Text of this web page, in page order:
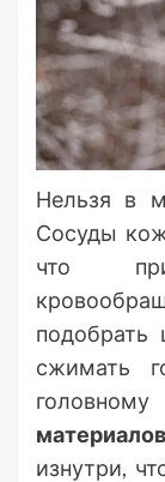
Нельзя в
Сосуды
что
сжимать
материалов
изнутри,